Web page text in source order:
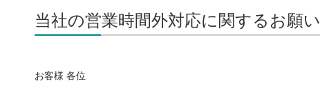
当社の営業時間外対応に関するお願い
お客様 各位